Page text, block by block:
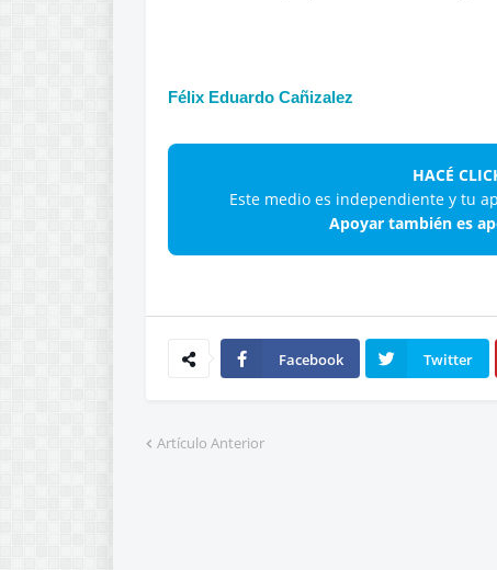
Félix Eduardo Cañizalez
HACÉ
Este medio es independiente y tu
Apoyar también es
Facebook Twitter
Artículo Anterior